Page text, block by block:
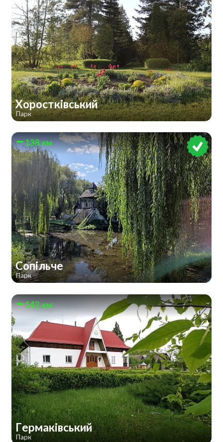
Хоростківський
Парк
138 км
Сопільче
Парк
142 км
Гермаківський
Парк